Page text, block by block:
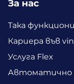
За нас
Така
Кариера във
Услуга Flex
Автоматично